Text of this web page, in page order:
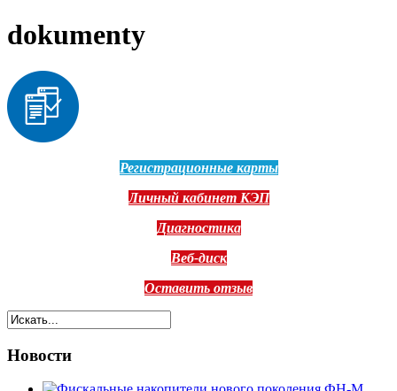
dokumenty
Регистрационные карты
Личный кабинет КЭП
Диагностика
Веб-диск
Оставить отзыв
Новости